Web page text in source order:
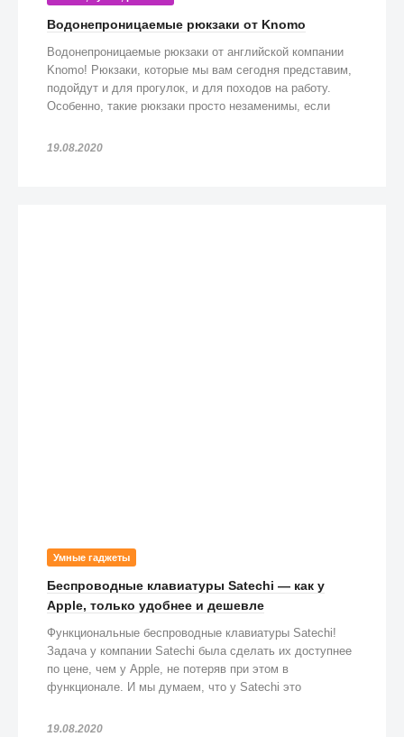
Водонепроницаемые рюкзаки от Knomo
Водонепроницаемые рюкзаки от английской компании
Knomo! Рюкзаки, которые мы вам сегодня представим,
подойдут и для прогулок, и для походов на работу.
Особенно, такие рюкзаки просто незаменимы, если
19.08.2020
Умные гаджеты
Беспроводные клавиатуры Satechi — как у
Apple, только удобнее и дешевле
Функциональные беспроводные клавиатуры Satechi!
Задача у компании Satechi была сделать их доступнее
по цене, чем у Apple, не потеряв при этом в
функционале. И мы думаем, что у Satechi это
19.08.2020